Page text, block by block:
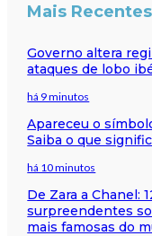
Mais Recentes
Governo altera
ataques de lobo
há 9 minutos
Apareceu o
Saiba o que
há 10 minutos
De Zara a Chanel:
surpreendentes
mais famosas do